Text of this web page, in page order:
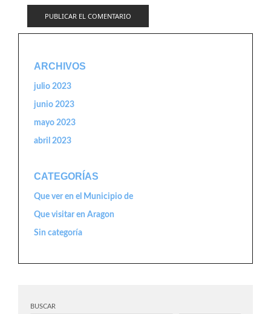
ARCHIVOS
julio 2023
junio 2023
mayo 2023
abril 2023
CATEGORÍAS
Que ver en el Municipio de
Que visitar en Aragon
Sin categoría
BUSCAR